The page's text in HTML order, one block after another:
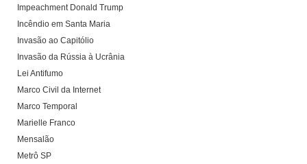
Impeachment Donald Trump
Incêndio em Santa Maria
Invasão ao Capitólio
Invasão da Rússia à Ucrânia
Lei Antifumo
Marco Civil da Internet
Marco Temporal
Marielle Franco
Mensalão
Metrô SP